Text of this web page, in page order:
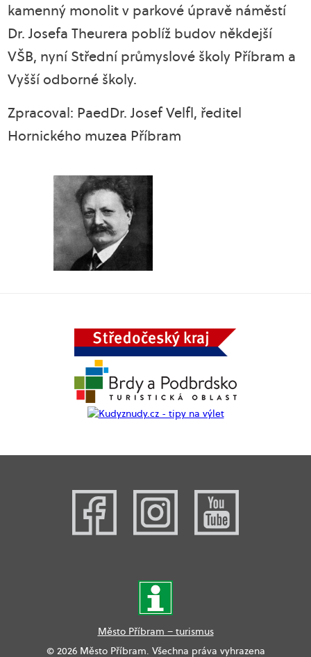
kamenný monolit v parkové úpravě náměstí
Dr. Josefa Theurera poblíž budov někdejší
VŠB, nyní Střední průmyslové školy Příbram a
Vyšší odborné školy.
Zpracoval: PaedDr. Josef Velfl, ředitel
Hornického muzea Příbram
Město Příbram – turismus
© 2026 Město Příbram. Všechna práva vyhrazena